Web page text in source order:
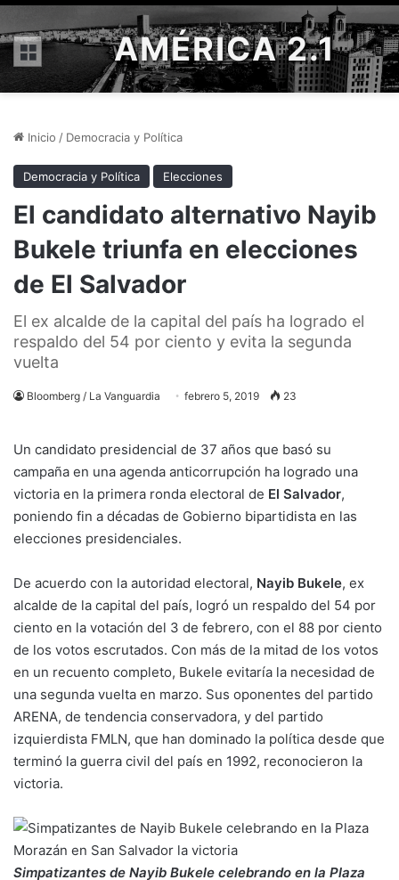
Menú AMÉRICA 2.1
Inicio / Democracia y Política
Democracia y Política Elecciones
El candidato alternativo Nayib
Bukele triunfa en elecciones
de El Salvador
El ex alcalde de la capital del país ha logrado el
respaldo del 54 por ciento y evita la segunda
vuelta
Bloomberg / La Vanguardia febrero 5, 2019 23
Un candidato presidencial de 37 años que basó su
campaña en una agenda anticorrupción ha logrado una
victoria en la primera ronda electoral de El Salvador,
poniendo fin a décadas de Gobierno bipartidista en las
elecciones presidenciales.
De acuerdo con la autoridad electoral, Nayib Bukele, ex
alcalde de la capital del país, logró un respaldo del 54 por
ciento en la votación del 3 de febrero, con el 88 por ciento
de los votos escrutados. Con más de la mitad de los votos
en un recuento completo, Bukele evitaría la necesidad de
una segunda vuelta en marzo. Sus oponentes del partido
ARENA, de tendencia conservadora, y del partido
izquierdista FMLN, que han dominado la política desde que
terminó la guerra civil del país en 1992, reconocieron la
victoria.
Simpatizantes de Nayib Bukele celebrando en la Plaza